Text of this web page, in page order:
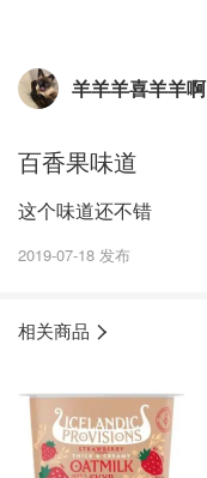
羊羊羊喜羊羊啊
百香果味道
这个味道还不错
2019-07-18 发布
相关商品